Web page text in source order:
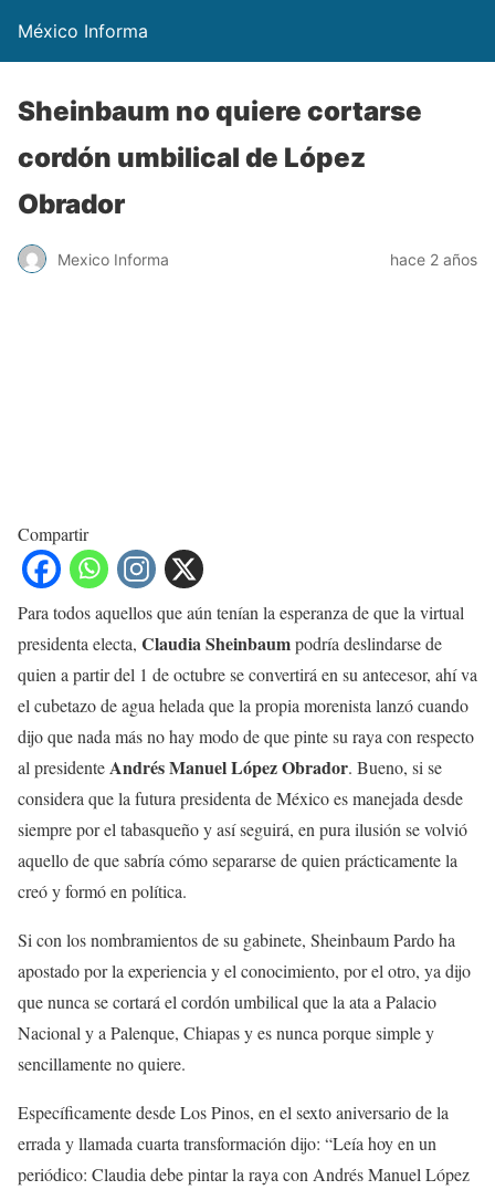
México Informa
Sheinbaum no quiere cortarse
cordón umbilical de López
Obrador
Mexico Informa hace 2 años
Compartir
Para todos aquellos que aún tenían la esperanza de que la virtual
presidenta electa, Claudia Sheinbaumpodría deslindarse de
quien a partir del 1 de octubre se convertirá en su antecesor, ahí va
el cubetazo de agua helada que la propia morenista lanzó cuando
dijo que nada más no hay modo de que pinte su raya con respecto
al presidenteAndrés Manuel LópezObrador. Bueno, si se
considera que la futura presidenta de México es manejada desde
siempre por el tabasqueño y así seguirá, en pura ilusión se volvió
aquello de que sabría cómo separarse de quien prácticamente la
creó y formó en política.
Si con los nombramientos de su gabinete, Sheinbaum Pardo ha
apostado por la experiencia y el conocimiento, por el otro, ya dijo
que nunca se cortará el cordón umbilical que la ata a Palacio
Nacional y a Palenque, Chiapas y es nunca porque simple y
sencillamente no quiere.
Específicamente desde Los Pinos, en el sexto aniversario de la
errada y llamada cuarta transformación dijo: “Leía hoy en un
periódico: Claudia debe pintar la raya con Andrés Manuel López